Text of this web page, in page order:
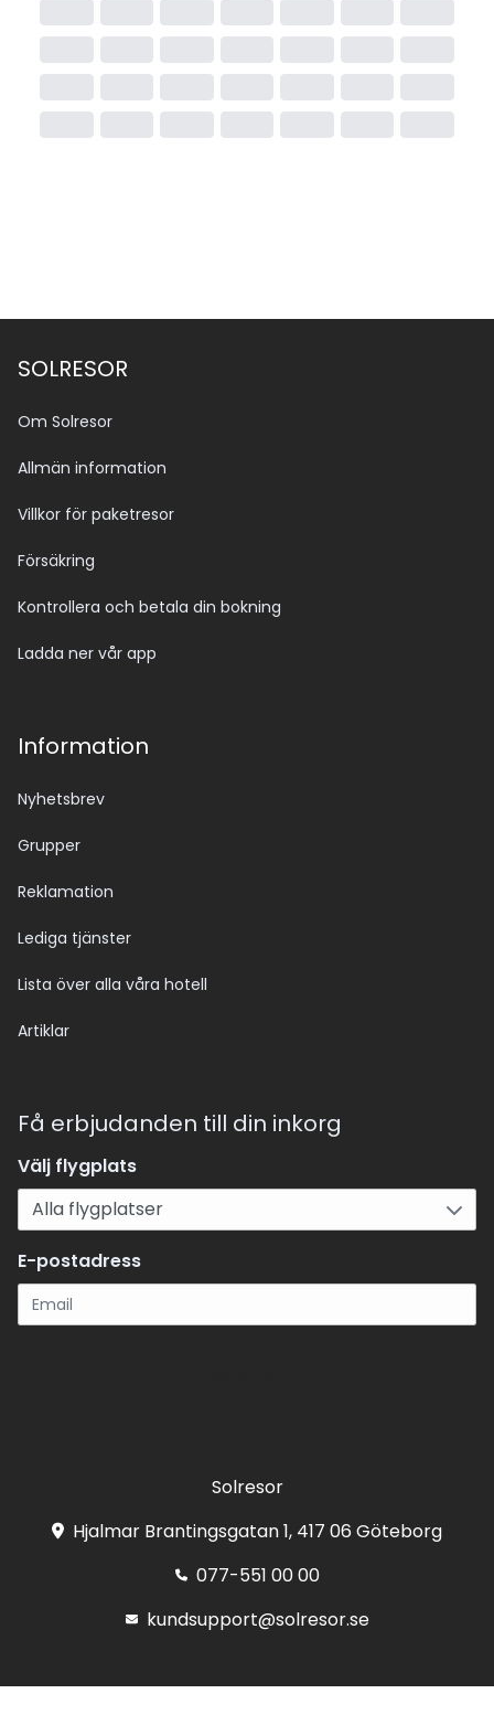
SOLRESOR
Om Solresor
Allmän information
Villkor för paketresor
Försäkring
Kontrollera och betala din bokning
Ladda ner vår app
Information
Nyhetsbrev
Grupper
Reklamation
Lediga tjänster
Lista över alla våra hotell
Artiklar
Få erbjudanden till din inkorg
Välj flygplats
E-postadress
Solresor
Hjalmar Brantingsgatan 1, 417 06 Göteborg
077-551 00 00
kundsupport@solresor.se